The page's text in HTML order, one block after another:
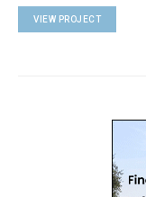
VIEW PROJECT